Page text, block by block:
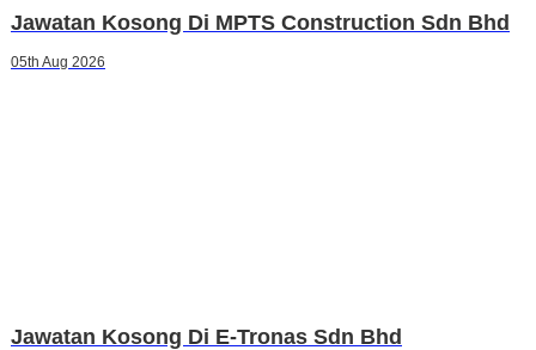
Jawatan Kosong Di MPTS Construction Sdn Bhd
05th Aug 2026
Jawatan Kosong Di E-Tronas Sdn Bhd